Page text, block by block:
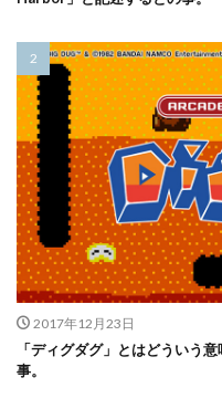
2017年12月23日
「ディグダグ」とはどういう
事。